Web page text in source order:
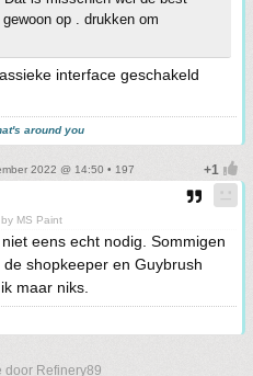
op . drukken om
interface geschakeld
around you
2022 @ 14:50 • 197
MS Paint
eens echt nodig. Sommigen
shopkeeper en Guybrush
maar niks.
door Refinery89